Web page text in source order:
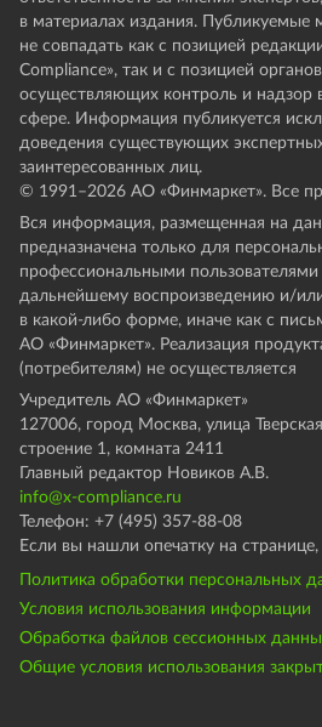
в материалах издания. Публикуемые
не совпадать как с позицией
Compliance», так и с позицией
осуществляющих контроль и надзор
сфере. Информация публикуется
доведения существующих
заинтересованных лиц.
© 1991–2026 АО «Финмаркет». Все
Вся информация, размещенная на
предназначена только для
профессиональными
дальнейшему воспроизведению и/
в какой-либо форме, иначе как с
АО «Финмаркет». Реализация
(потребителям) не осуществляется
Учредитель АО «Финмаркет»
127006, город Москва, улица
строение 1, комната 2411
Главный редактор Новиков А.В.
info@x-compliance.ru
Телефон: +7 (495) 357-88-08
Если вы нашли опечатку на
Политика обработки персональных
Условия использования информации
Обработка файлов сессионных
Общие условия использования